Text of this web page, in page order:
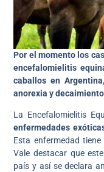
Por el momento los
encefalomielitis
caballos en
anorexia y
La Encefalomielitis
enfermedades
Esta enfermedad
Vale destacar que
país y así se declara